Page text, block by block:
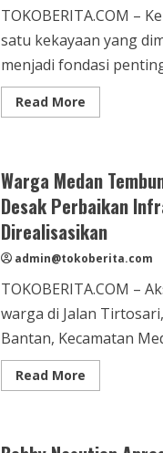
Sibuk
TOKOBERITA.COM –
satu kekayaan yang
menjadi fondasi
Read MoreRead
more
Ajak
Masyarakat
Perkuat
Harmoni
dan
Toleransi
dalam
Kehidupan
Warga Medan
Desak Perbaikan
Direalisasikan
admin@tokoberita.com
TOKOBERITA.COM –
warga di Jalan
Bantan, Kecamatan
Read MoreRead
more